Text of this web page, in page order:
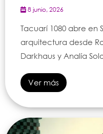
8 junio, 2026
Tacuarí 1080 abre en
arquitectura desde
Darkhaus y Analía
Ver más